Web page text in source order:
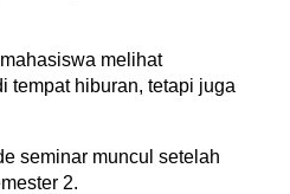
melihat
tempat hiburan, tetapi juga
seminar muncul setelah
2.